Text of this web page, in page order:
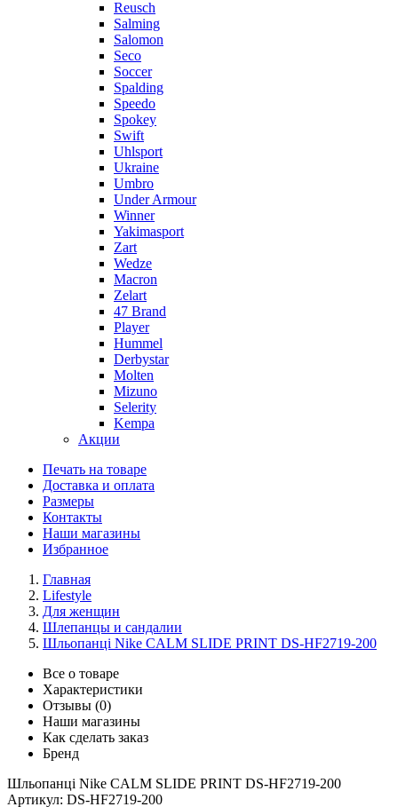
Reusch
Salming
Salomon
Seco
Soccer
Spalding
Speedo
Spokey
Swift
Uhlsport
Ukraine
Umbro
Under Armour
Winner
Yakimasport
Zart
Wedze
Macron
Zelart
47 Brand
Player
Hummel
Derbystar
Molten
Mizuno
Selerity
Kempa
Акции
Печать на товаре
Доставка и оплата
Размеры
Контакты
Наши магазины
Избранное
Главная
Lifestyle
Для женщин
Шлепанцы и сандалии
Шльопанці Nike CALM SLIDE PRINT DS-HF2719-200
Все о товаре
Характеристики
Отзывы (0)
Наши магазины
Как сделать заказ
Бренд
Шльопанці Nike CALM SLIDE PRINT DS-HF2719-200
Артикул: DS-HF2719-200